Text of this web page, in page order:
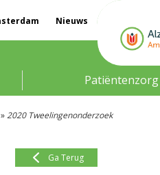
Nieuws
Patiëntenzorg
»2020 Tweelingenonderzoek
Ga Terug